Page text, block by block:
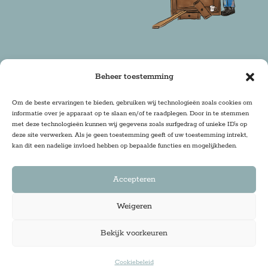
Beheer toestemming
Om de beste ervaringen te bieden, gebruiken wij technologieën zoals cookies om
informatie over je apparaat op te slaan en/of te raadplegen. Door in te stemmen
met deze technologieën kunnen wij gegevens zoals surfgedrag of unieke ID's op
deze site verwerken. Als je geen toestemming geeft of uw toestemming intrekt,
kan dit een nadelige invloed hebben op bepaalde functies en mogelijkheden.
Accepteren
Weigeren
Bekijk voorkeuren
Cookiebeleid
Copyright 2025 Firma Zoethout | Design & Realisatie:
DRwebdesign